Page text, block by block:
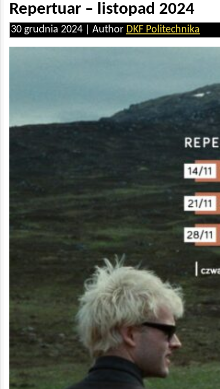
Repertuar – listopad 2024
30 grudnia 2024 | Author DKF Politechnika